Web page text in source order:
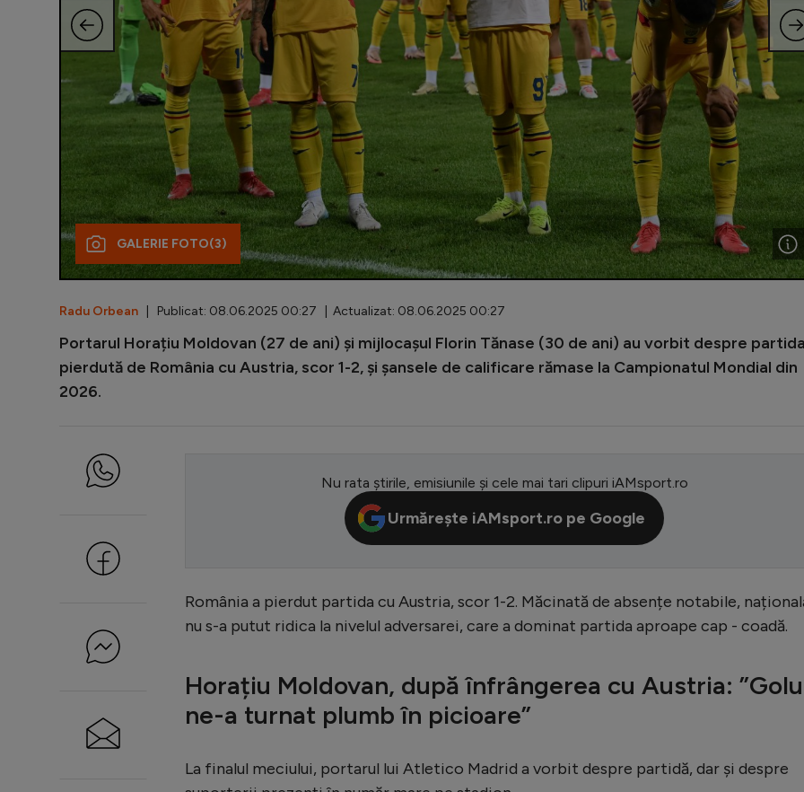
GALERIE FOTO(3)
Radu Orbean | Publicat: 08.06.2025 00:27 | Actualizat: 08.06.2025 00:27
Portarul Horațiu Moldovan (27 de ani) și mijlocașul Florin Tănase (30 de ani) au vorbit despre
pierdută de România cu Austria, scor 1-2, și șansele de calificare rămase la Campionatul Mondial din
2026.
Nu rata știrile, emisiunile și cele mai tari clipuri iAMsport.ro
Urmărește iAMsport.ro pe Google
România a pierdut partida cu Austria, scor 1-2. Măcinată de absențe notabile,
nu s-a putut ridica la nivelul adversarei, care a dominat partida aproape cap - coadă.
Horațiu Moldovan, după înfrângerea cu Austria:
ne-a turnat plumb în picioare”
La finalul meciului, portarul lui Atletico Madrid a vorbit despre partidă, dar și despre